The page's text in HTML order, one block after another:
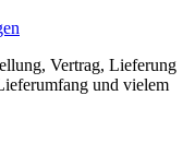
Vertrag, Lieferung
und vielem